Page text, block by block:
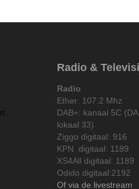
Radio &
Radio
Ether: 107.2 Mhz
DAB+: kanaal 5C
lokaal 33)
Ziggo digitaal: 916
KPN digitaal: 1189
XS4All digitaal: 1189
Odido digitaal:2192
Of via de livestream